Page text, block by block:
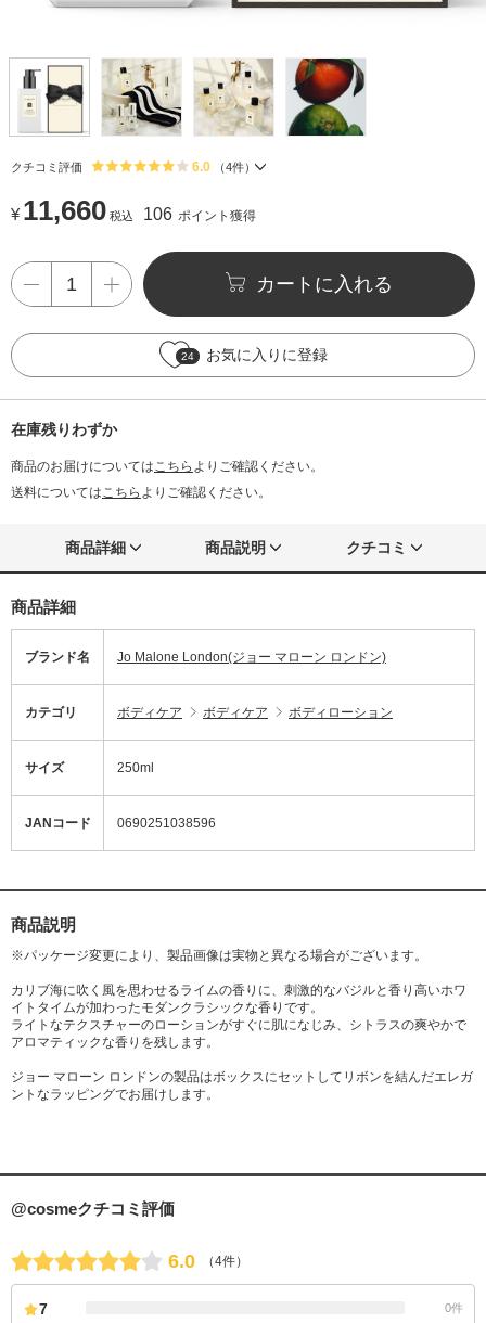
クチコミ評価 6.0 （4件）
¥ 11,660 税込 106 ポイント獲得
カートに入れる
24 お気に入りに登録
在庫残りわずか
商品のお届けについてはこちら よりご確認ください。
送料についてはこちら よりご確認ください。
商品詳細 商品説明 クチコミ
商品詳細
ブランド名 Jo Malone London(ジョー マローン ロンドン)
カテゴリ ボディケア ボディケア ボディローション
サイズ 250ml
JANコード 0690251038596
商品説明
※パッケージ変更により、製品画像は実物と異なる場合がございます。
カリブ海に吹く風を思わせるライムの香りに、刺激的なバジルと香り高いホワ
イトタイムが加わったモダンクラシックな香りです。
ライトなテクスチャーのローションがすぐに肌になじみ、シトラスの爽やかで
アロマティックな香りを残します。
ジョー マローン ロンドンの製品はボックスにセットしてリボンを結んだエレガ
ントなラッピングでお届けします。
@cosmeクチコミ評価
6.0 （4件）
7 0件